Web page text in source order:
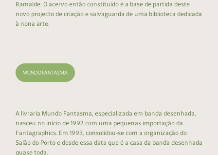
Ramalde. O acervo então constituído é a base de partida deste
novo projecto de criação e salvaguarda de uma biblioteca dedicada
à nona arte.
A livraria Mundo Fantasma, especializada em banda desenhada,
nasceu no início de 1992 com uma pequenas importação da
Fantagraphics. Em 1993, consolidou-se com a organização do
Salão do Porto e desde essa data que é a casa da banda desenhada
quase toda.